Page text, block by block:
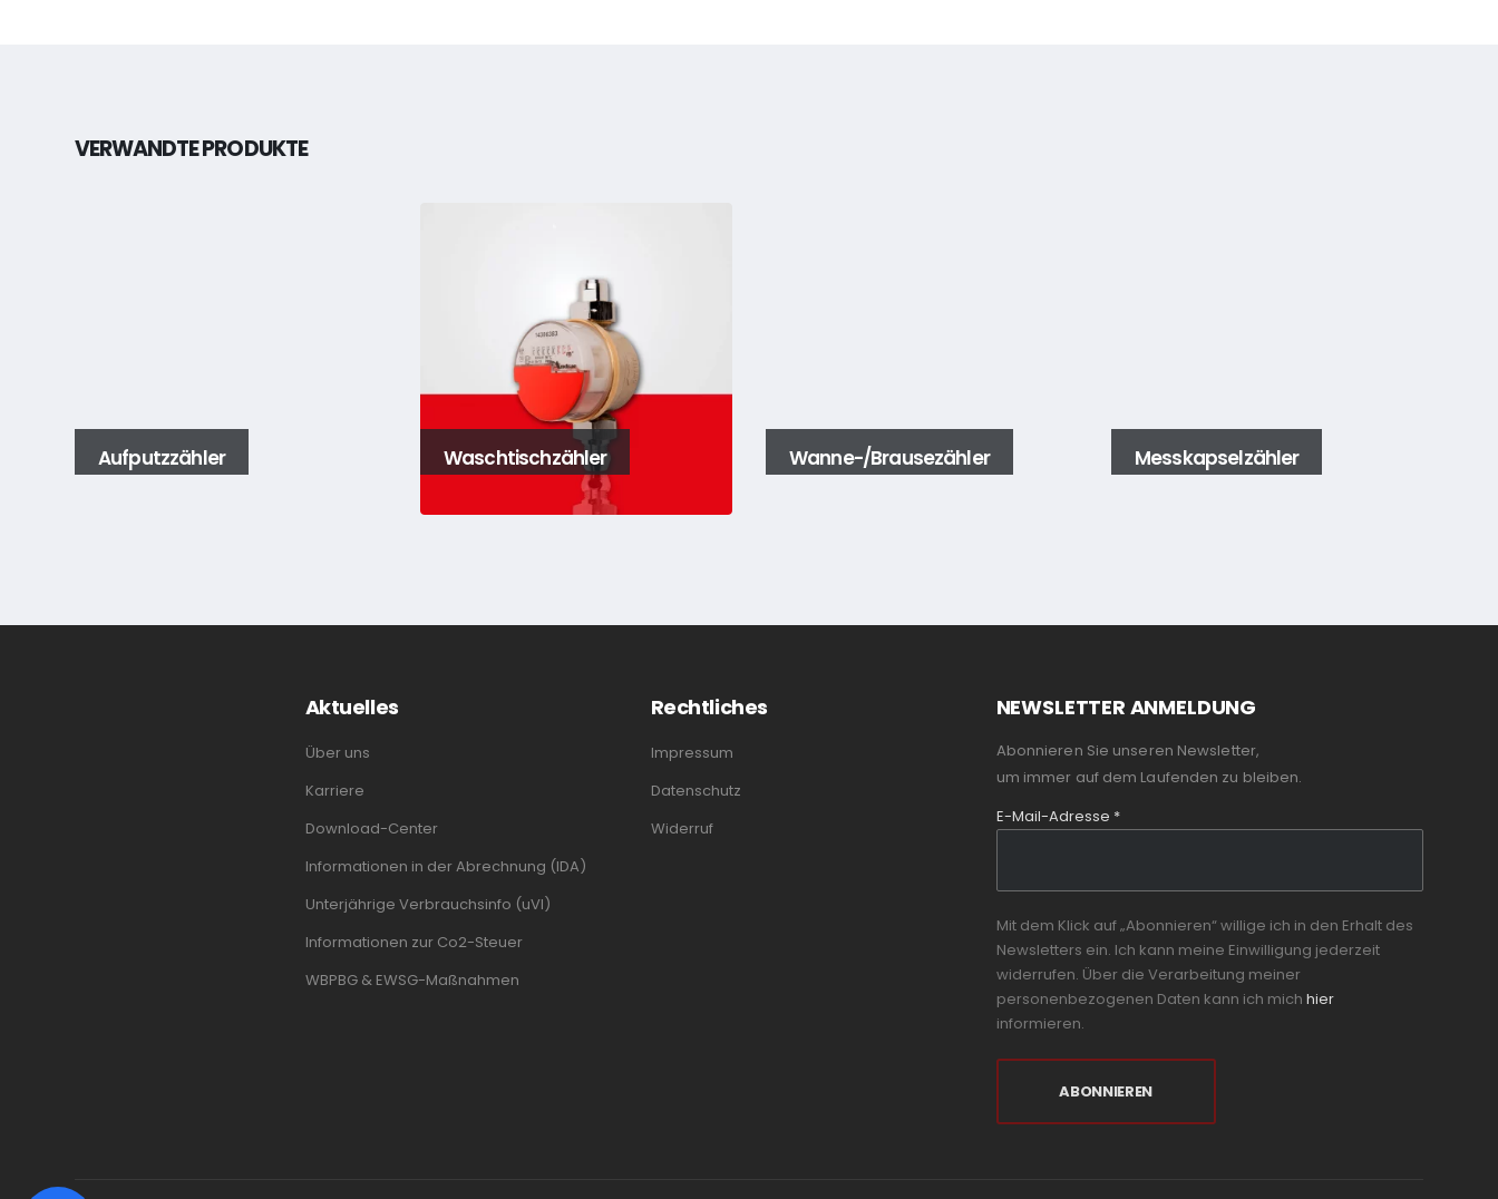
VERWANDTE PRODUKTE
Aufputzzähler Waschtischzähler Wanne-/Brausezähler Messkapselzähler
Aktuelles
Über uns
Karriere
Download-Center
Informationen in der Abrechnung (IDA)
Unterjährige Verbrauchsinfo (uVI)
Informationen zur Co2-Steuer
WBPBG & EWSG-Maßnahmen
Rechtliches
Impressum
Datenschutz
Widerruf
NEWSLETTER ANMELDUNG
Abonnieren Sie unseren Newsletter,
um immer auf dem Laufenden zu bleiben.
E-Mail-Adresse *
Mit dem Klick auf „Abonnieren“ willige ich in den Erhalt des
Newsletters ein. Ich kann meine Einwilligung jederzeit
widerrufen. Über die Verarbeitung meiner
personenbezogenen Daten kann ich mich hier
informieren.